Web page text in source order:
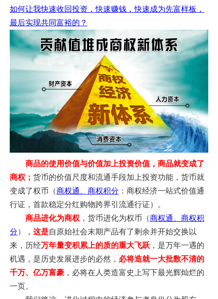
如何让我快速收回投资，快速赚钱，快速成为先富样板，
最后实现共同富裕的？
商品的使用价值与价值加上投资价值，商品就变成了
商权； 货币的价值尺度和流通手段加上投资功能，货币就
变成了权币（商权通、商权积分 ：商权经济一站式价值通
行证，首款稳定分红购物跨界引流通行证）。
商品进化为商权 ，货币进化为权币（商权通、商权积
分）， 这是自原始社会末期产品有了剩余并开始交换以
来，历经万年量变积累上的质的重大飞跃 ，是万年一遇的
机遇，是历史发展进步的必然， 必将造就一大批数不清的
千万、亿万富豪 ，必将在人类造富史上写下最光辉灿烂的
一页。